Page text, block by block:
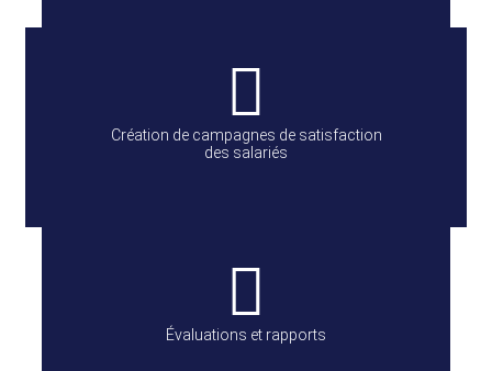
Création de campagnes de satisfaction
des salariés
Évaluations et rapports